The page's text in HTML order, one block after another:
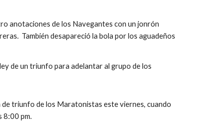
anotaciones de los Navegantes con un jonrón
También desapareció la bola por los aguadeños
de un triunfo para adelantar al grupo de los
triunfo de los Maratonistas este viernes, cuando
8:00 pm.